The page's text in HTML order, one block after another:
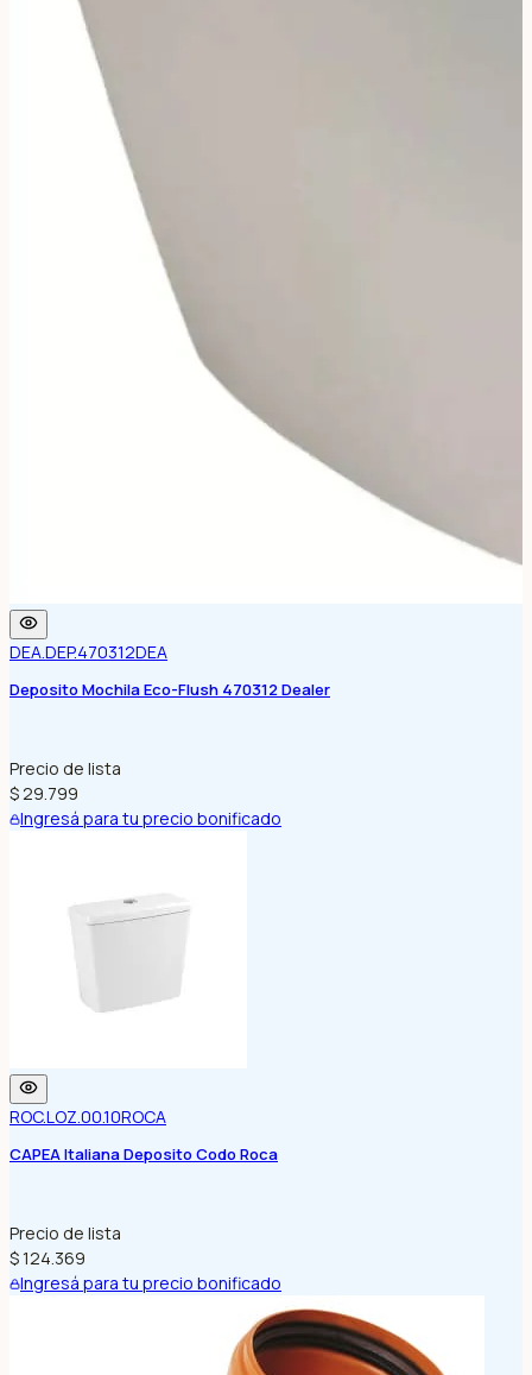
DEA.DEP.470312DEA
Deposito Mochila Eco-Flush 470312 Dealer
Precio de lista
$ 29.799
Ingresá para tu precio bonificado
ROC.LOZ.00.10ROCA
CAPEA Italiana Deposito Codo Roca
Precio de lista
$ 124.369
Ingresá para tu precio bonificado